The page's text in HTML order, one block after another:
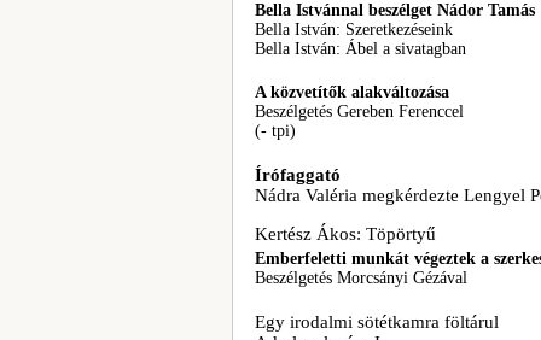
Bella Istvánnal beszélget Nádor Tamás
Bella István: Szeretkezéseink
Bella István: Ábel a sivatagban
A közvetítők alakváltozása
Beszélgetés Gereben Ferenccel
(- tpi)
Írófaggató
Nádra Valéria megkérdezte Lengyel
Kertész Ákos: Töpörtyű
Emberfeletti munkát végeztek a
Beszélgetés Morcsányi Gézával
Egy irodalmi sötétkamra föltárul